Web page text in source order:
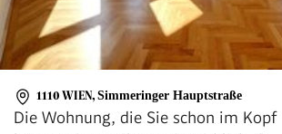
1110 WIEN, Simmeringer Hauptstraße
Die Wohnung, die Sie schon im Kopf